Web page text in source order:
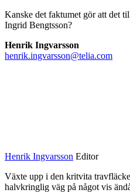
Kanske det faktumet gör att det
Ingrid Bengtsson?
Henrik Ingvarsson
henrik.ingvarsson@telia.com
Henrik Ingvarsson Editor
Växte upp i den kritvita
halvkringlig väg på något vis